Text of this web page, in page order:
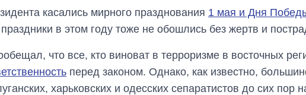
касались мирного празднования 1 мая и Дня
в этом году тоже не обошлись без жертв и
что все, кто виноват в терроризме в восточных
перед законом. Однако, как известно,
харьковских и одесских сепаратистов до сих пор